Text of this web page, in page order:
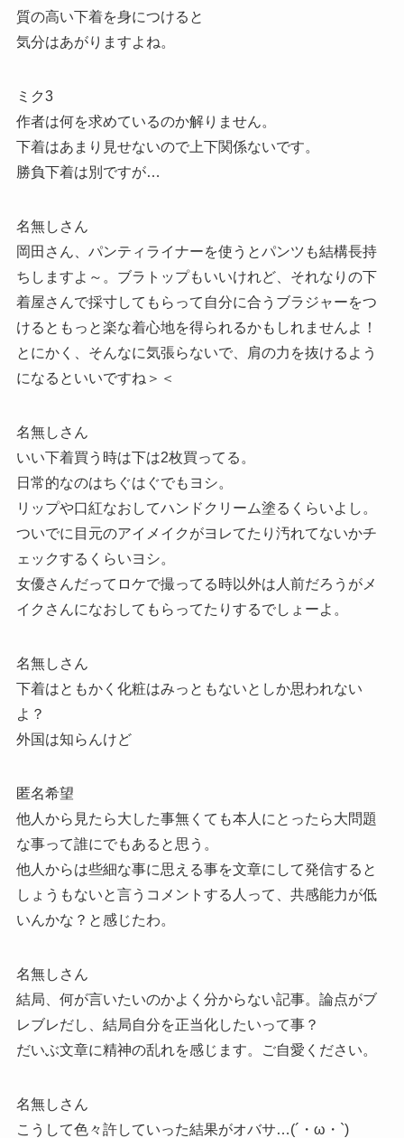
質の高い下着を身につけると
気分はあがりますよね。
ミク3
作者は何を求めているのか解りません。
下着はあまり見せないので上下関係ないです。
勝負下着は別ですが…
名無しさん
岡田さん、パンティライナーを使うとパンツも結構長持
ちしますよ～。ブラトップもいいけれど、それなりの下
着屋さんで採寸してもらって自分に合うブラジャーをつ
けるともっと楽な着心地を得られるかもしれませんよ！
とにかく、そんなに気張らないで、肩の力を抜けるよう
になるといいですね＞＜
名無しさん
いい下着買う時は下は2枚買ってる。
日常的なのはちぐはぐでもヨシ。
リップや口紅なおしてハンドクリーム塗るくらいよし。
ついでに目元のアイメイクがヨレてたり汚れてないかチ
ェックするくらいヨシ。
女優さんだってロケで撮ってる時以外は人前だろうがメ
イクさんになおしてもらってたりするでしょーよ。
名無しさん
下着はともかく化粧はみっともないとしか思われない
よ？
外国は知らんけど
匿名希望
他人から見たら大した事無くても本人にとったら大問題
な事って誰にでもあると思う。
他人からは些細な事に思える事を文章にして発信すると
しょうもないと言うコメントする人って、共感能力が低
いんかな？と感じたわ。
名無しさん
結局、何が言いたいのかよく分からない記事。論点がブ
レブレだし、結局自分を正当化したいって事？
だいぶ文章に精神の乱れを感じます。ご自愛ください。
名無しさん
こうして色々許していった結果がオバサ…(´・ω・`)